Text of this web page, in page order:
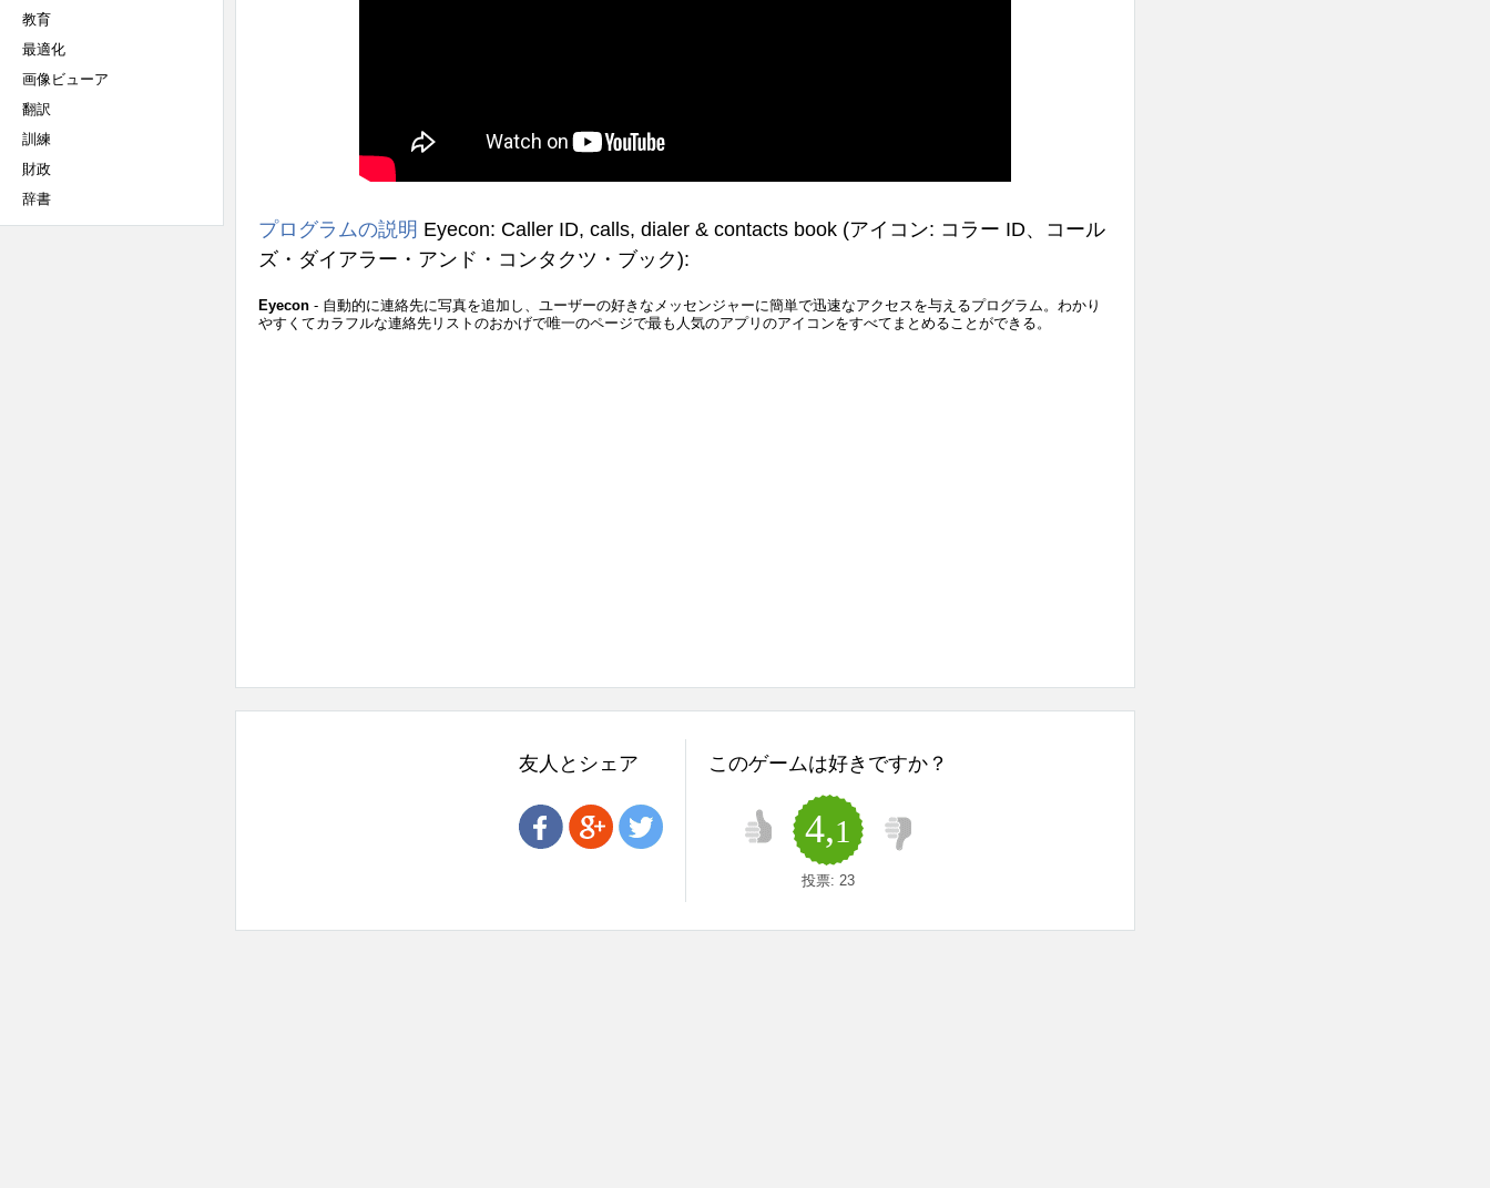
教育
最適化
画像ビューア
翻訳
訓練
財政
辞書
プログラムの説明 Eyecon: Caller ID, calls, dialer & contacts book (アイコン: コラー ID、コール
ズ・ダイアラー・アンド・コンタクツ・ブック):
Eyecon - 自動的に連絡先に写真を追加し、ユーザーの好きなメッセンジャーに簡単で迅速なアクセスを与えるプログラム。わかり
やすくてカラフルな連絡先リストのおかげで唯一のページで最も人気のアプリのアイコンをすべてまとめることができる。
友人とシェア このゲームは好きですか？
4,1
投票: 23